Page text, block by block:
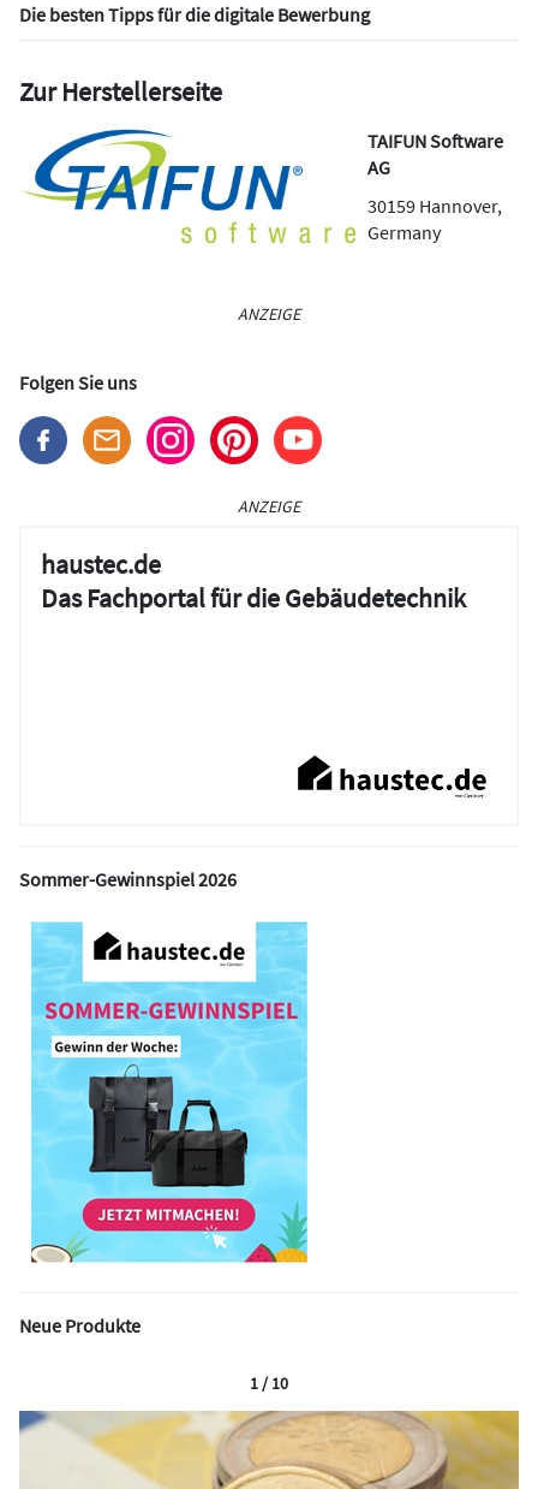
Die besten Tipps für die digitale Bewerbung
Zur Herstellerseite
TAIFUN Software
AG
30159 Hannover,
Germany
ANZEIGE
Folgen Sie uns
ANZEIGE
haustec.de
Das Fachportal für die Gebäudetechnik
Sommer-Gewinnspiel 2026
Neue Produkte
1 / 10